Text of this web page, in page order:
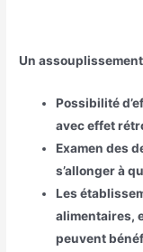
Un
Possibilité
avec effet
Examen des
s’allonger à
Les
alimentaires,
peuvent